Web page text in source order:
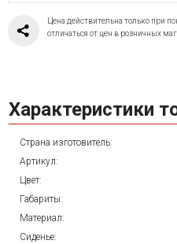
Цена действительна только при
отличаться от цен в розничных
Характеристики
Страна изготовитель:
Артикул:
Цвет:
Габариты:
Материал:
Сиденье: